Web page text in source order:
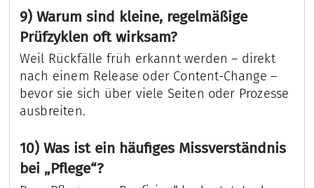
9) Warum sind kleine, regelmäßige
Prüfzyklen oft wirksam?
Weil Rückfälle früh erkannt werden – direkt
nach einem Release oder Content-Change –
bevor sie sich über viele Seiten oder Prozesse
ausbreiten.
10) Was ist ein häufiges Missverständnis
bei „Pflege“?